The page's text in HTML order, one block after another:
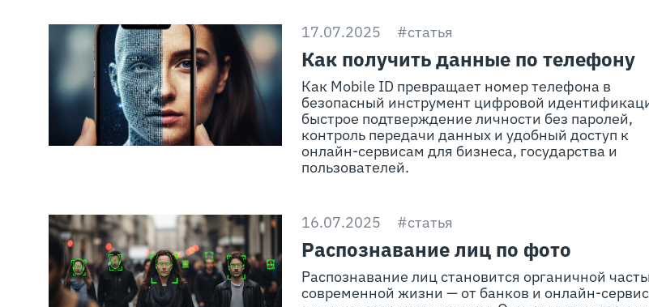
17.07.2025 #статья
Как получить данные по телефону
Как Mobile ID превращает номер телефона в
безопасный инструмент цифровой
быстрое подтверждение личности без паролей,
контроль передачи данных и удобный доступ к
онлайн-сервисам для бизнеса, государства и
пользователей.
16.07.2025 #статья
Распознавание лиц по фото
Распознавание лиц становится органичной
современной жизни — от банков и онлайн-